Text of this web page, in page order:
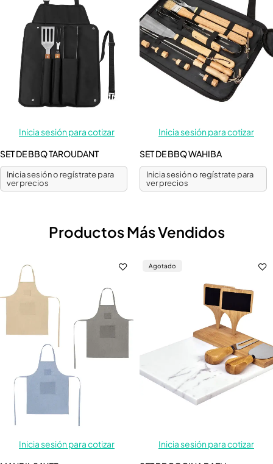
Inicia sesión para cotizar
SET DE BBQ TAROUDANT
Inicia sesión o regístrate para
ver precios
Inicia sesión para cotizar
SET DE BBQ WAHIBA
Inicia sesión o regístrate para
ver precios
Productos Más Vendidos
Inicia sesión para cotizar
Agotado
Inicia sesión para cotizar